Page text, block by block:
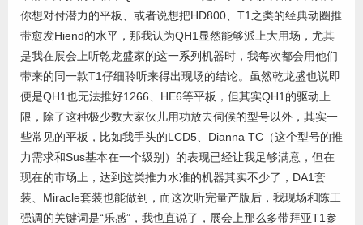
你想对付潜力的平板、或者说想把HD800、T1之类的经典动圈推
带愈发Hiend的水平，那我认为QH1显然能够派上大用场，尤其
是我在展会上听乾龙盛家的这一系列机器时，我每次都会用他们
带来的同一款T1仔细聆听来得出现场的结论。虽然乾龙盛也说即
便是QH1也无法推好1266、HE6等平板，但其实QH1的驱动上
限，除了这种极少数大家伙儿用功放去伺候的型号以外，其实一
些常见的平板，比如我手头的LCD5、Dianna TC（这个型号的推
力需求和Sus基本在一个级别）的表现已经让我足够满意，但在
现在的市场上，达到这类推力水准的机器其实不少了，DA1套
装、Miracle套装也能做到，而这次听完量产版后，我现场和陈工
强调的关键词是“乐感”，我也直说了，展会上那么多带拜亚T1参